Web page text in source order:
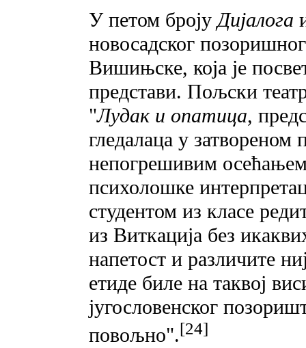
У петом бројуДијалога
новосадског
Вишињске, која је
представи. Пољски
"Лудак и опатица,
гледалаца у затвореном
непогрешивим
психолошке
студентом из класе
из Виткација без
напетост и различите
етиде биле на таквој
југословенског
повољно".[24]